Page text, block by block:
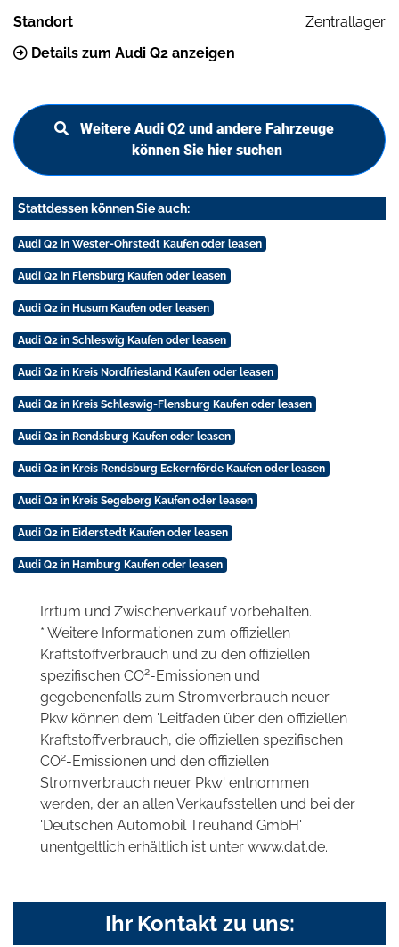
Standort
Zentrallager
Details zum Audi Q2 anzeigen
Weitere Audi Q2 und andere Fahrzeuge
können Sie hier suchen
Stattdessen können Sie auch:
Audi Q2 in Wester-Ohrstedt Kaufen oder leasen
Audi Q2 in Flensburg Kaufen oder leasen
Audi Q2 in Husum Kaufen oder leasen
Audi Q2 in Schleswig Kaufen oder leasen
Audi Q2 in Kreis Nordfriesland Kaufen oder leasen
Audi Q2 in Kreis Schleswig-Flensburg Kaufen oder leasen
Audi Q2 in Rendsburg Kaufen oder leasen
Audi Q2 in Kreis Rendsburg Eckernförde Kaufen oder leasen
Audi Q2 in Kreis Segeberg Kaufen oder leasen
Audi Q2 in Eiderstedt Kaufen oder leasen
Audi Q2 in Hamburg Kaufen oder leasen
Irrtum und Zwischenverkauf vorbehalten.
* Weitere Informationen zum offiziellen
Kraftstoffverbrauch und zu den offiziellen
spezifischen CO2-Emissionen und
gegebenenfalls zum Stromverbrauch neuer
Pkw können dem 'Leitfaden über den offiziellen
Kraftstoffverbrauch, die offiziellen spezifischen
CO2-Emissionen und den offiziellen
Stromverbrauch neuer Pkw' entnommen
werden, der an allen Verkaufsstellen und bei der
'Deutschen Automobil Treuhand GmbH'
unentgeltlich erhältlich ist unter www.dat.de.
Ihr Kontakt zu uns: